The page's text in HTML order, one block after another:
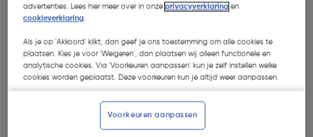
€ 19,49
| Excl. btw € 8,56€ 13,81/L
advertenties. Lees hier meer over in onzeprivacyverklaring en
cookieverklaring.
Als je op 'Akkoord' klikt, dan geef je ons toestemming om alle cookies te
plaatsen. Kies je voor 'Weigeren', dan plaatsen wij alleen functionele en
analytische cookies. Via 'Voorkeuren aanpassen' kun je zelf instellen welke
cookies worden geplaatst. Deze voorkeuren kun je altijd weer aanpassen.
Voorkeuren aanpassen